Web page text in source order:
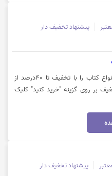
پیشنهاد تخفیف دار
بدون استفاده از کد تخفیف میتوانید انواع کتاب را با تخفیف تا 40درصد از
بر روی گزینه "خرید کنید" کلیک
پیشنهاد تخفیف دار